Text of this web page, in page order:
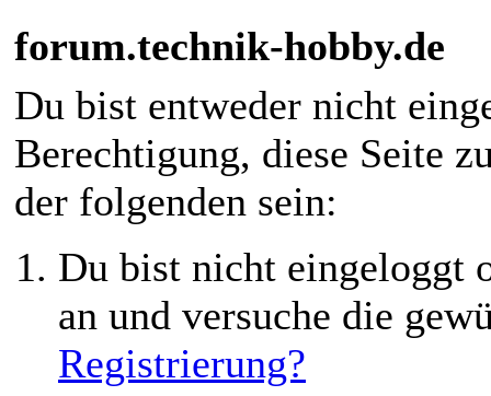
forum.technik-hobby.de
Du bist entweder nicht
Berechtigung, diese Seite
der folgenden sein:
Du bist nicht eingeloggt
an und versuche die
Registrierung?